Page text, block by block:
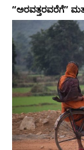
“ಅರವತ್ತರವರೆಗೆ”